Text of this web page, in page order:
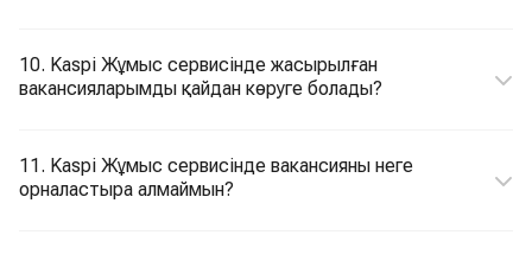
10. Kaspi Жұмыс сервисінде жасырылған
вакансияларымды қайдан көруге болады?
11. Kaspi Жұмыс сервисінде вакансияны неге
орналастыра алмаймын?